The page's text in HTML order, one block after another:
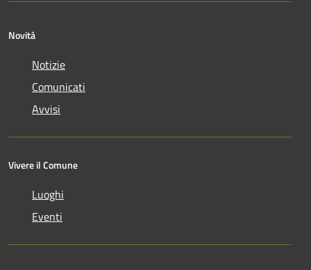
Novità
Notizie
Comunicati
Avvisi
Vivere il Comune
Luoghi
Eventi